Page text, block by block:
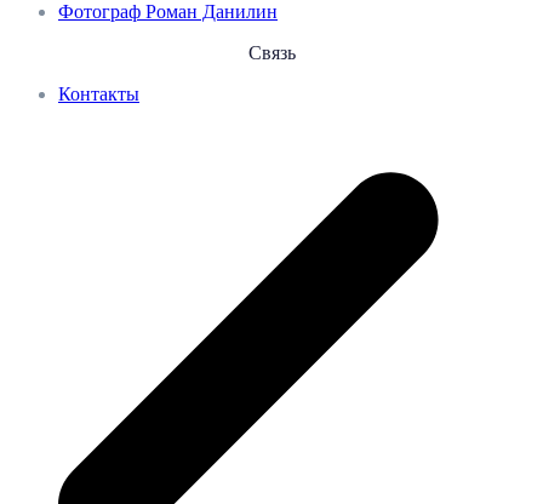
Фотограф Роман Данилин
Связь
Контакты